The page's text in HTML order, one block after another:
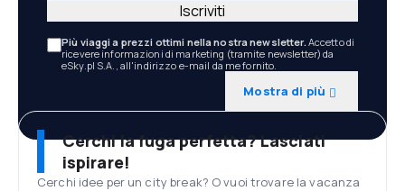
Più viaggi a prezzi ottimi nella nostra newsletter. Accetto di
ricevere informazioni di marketing (tramite newsletter) da
eSky.pl S.A., all'indirizzo e-mail da me fornito.
Mostra di più
Iscriviti
Cerchi la fuga perfetta? Lasciati
ispirare!
Cerchi idee per un city break? O vuoi trovare la vacanza